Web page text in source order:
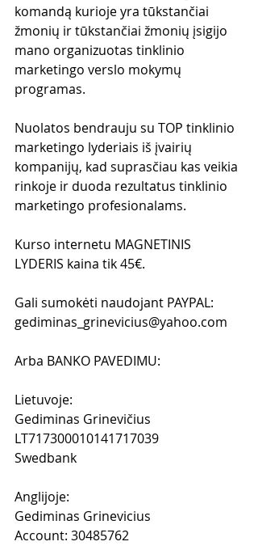
komandą kurioje yra tūkstančiai
žmonių ir tūkstančiai žmonių įsigijo
mano organizuotas tinklinio
marketingo verslo mokymų
programas.
Nuolatos bendrauju su TOP tinklinio
marketingo lyderiais iš įvairių
kompanijų, kad suprasčiau kas veikia
rinkoje ir duoda rezultatus tinklinio
marketingo profesionalams.
Kurso internetu MAGNETINIS
LYDERIS kaina tik 45€.
Gali sumokėti naudojant PAYPAL:
gediminas_grinevicius@yahoo.com
Arba BANKO PAVEDIMU:
Lietuvoje:
Gediminas Grinevičius
LT717300010141717039
Swedbank
Anglijoje:
Gediminas Grinevicius
Account: 30485762